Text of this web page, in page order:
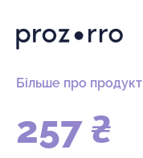
Більше про продукт
257 ₴